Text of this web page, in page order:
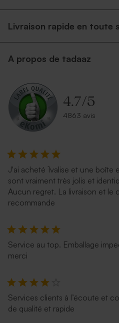
Livraison rapide en toute
A propos de tadaaz
4.7/5
4863 avis
J'ai acheté 1valise et une boîte
sont vraiment très jolis et
Aucun regret. La livraison et le
recommande
Service au top. Emballage
merci
Services clients à l’écoute et
de qualité et rapide